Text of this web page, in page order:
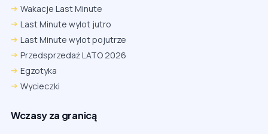
Wakacje Last Minute
Last Minute wylot jutro
Last Minute wylot pojutrze
Przedsprzedaż LATO 2026
Egzotyka
Wycieczki
Wczasy za granicą